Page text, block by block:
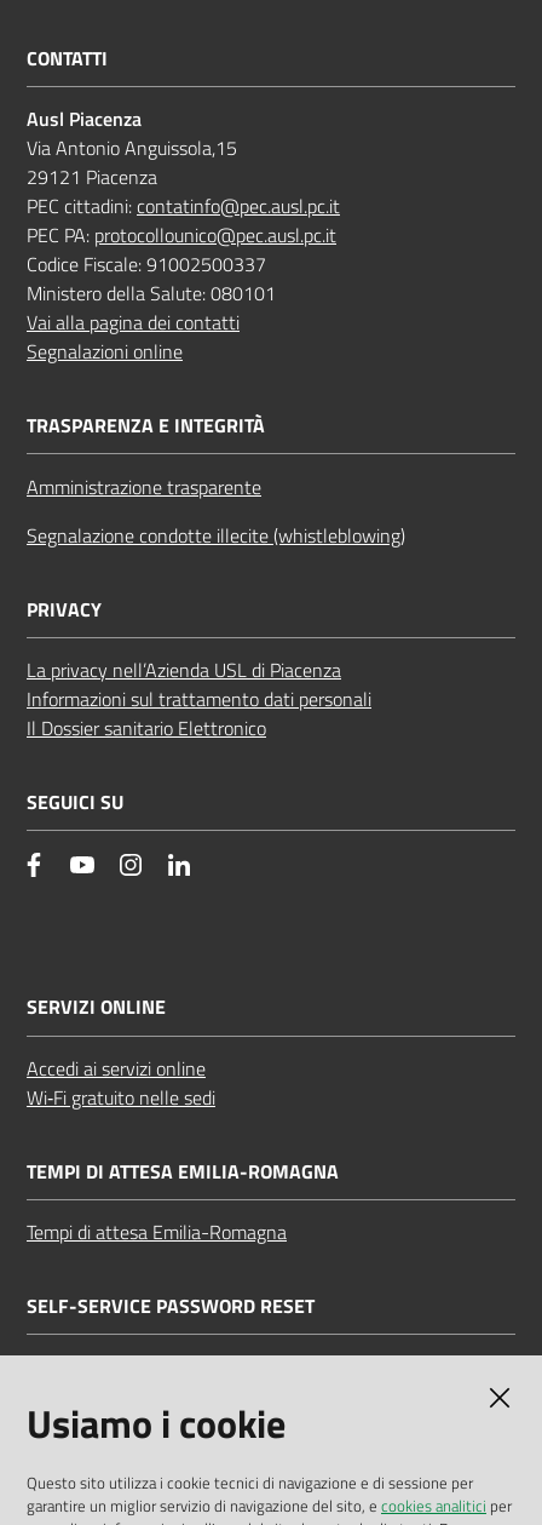
CONTATTI
Ausl Piacenza
Via Antonio Anguissola,15
29121 Piacenza
PEC cittadini:contatinfo@pec.ausl.pc.it
PEC PA: protocollounico@pec.ausl.pc.it
Codice Fiscale: 91002500337
Ministero della Salute: 080101
Vai alla pagina dei contatti
Segnalazioni online
TRASPARENZA E INTEGRITÀ
Amministrazione trasparente
Segnalazione condotte illecite (whistleblowing)
PRIVACY
La privacy nell’Azienda USL di Piacenza
Informazioni sul trattamento dati personali
Il Dossier sanitario Elettronico
SEGUICI SU
facebookYouTube Instagram
SERVIZI ONLINE
Accedi ai servizi online
Wi‑Fi gratuito nelle sedi
TEMPI DI ATTESA EMILIA-ROMAGNA
Tempi di attesa Emilia-Romagna
SELF-SERVICE PASSWORD RESET
Dichiarazione di accessibilità
Usiamo i cookie
Questo sito utilizza i cookie tecnici di navigazione e di sessione per
garantire un miglior servizio di navigazione del sito, e cookies analitici per